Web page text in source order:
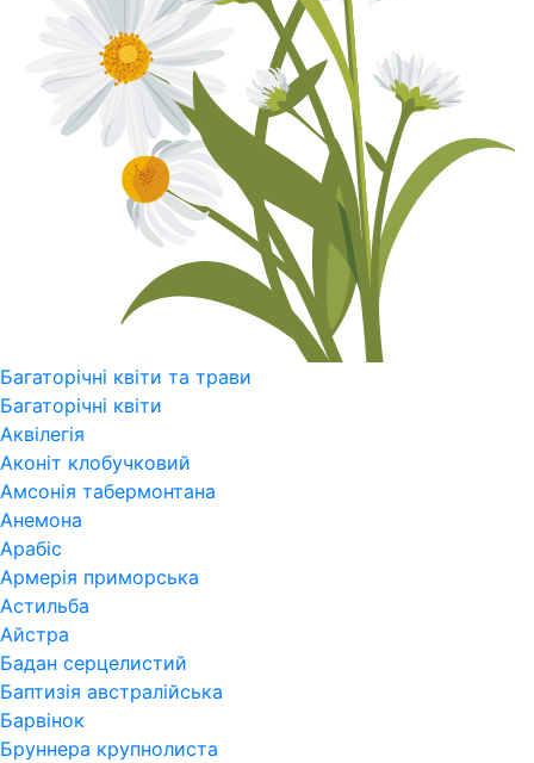
Багаторічні квіти та трави
Багаторічні квіти
Аквілегія
Аконіт клобучковий
Амсонія табермонтана
Анемона
Арабіс
Армерія приморська
Астильба
Айстра
Бадан серцелистий
Баптизія австралійська
Барвінок
Бруннера крупнолиста